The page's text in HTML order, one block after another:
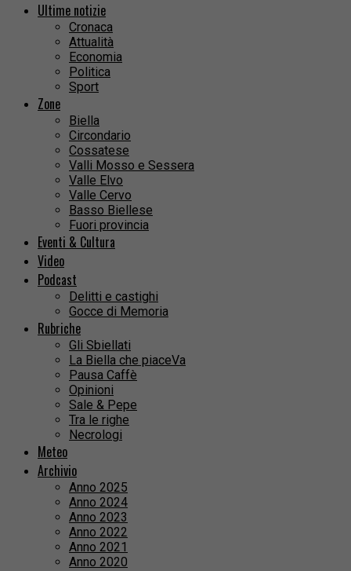
Ultime notizie
Cronaca
Attualità
Economia
Politica
Sport
Zone
Biella
Circondario
Cossatese
Valli Mosso e Sessera
Valle Elvo
Valle Cervo
Basso Biellese
Fuori provincia
Eventi & Cultura
Video
Podcast
Delitti e castighi
Gocce di Memoria
Rubriche
Gli Sbiellati
La Biella che piaceVa
Pausa Caffè
Opinioni
Sale & Pepe
Tra le righe
Necrologi
Meteo
Archivio
Anno 2025
Anno 2024
Anno 2023
Anno 2022
Anno 2021
Anno 2020